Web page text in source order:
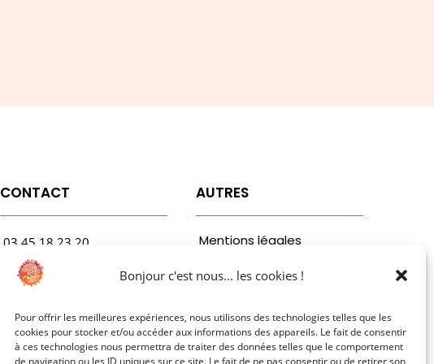
Bonjour c'est nous... les cookies !
Pour offrir les meilleures expériences, nous utilisons des technologies telles que les
cookies pour stocker et/ou accéder aux informations des appareils. Le fait de consentir
à ces technologies nous permettra de traiter des données telles que le comportement
de navigation ou les ID uniques sur ce site. Le fait de ne pas consentir ou de retirer son
CONTACT
03.45.18.23.20
contact@rfvaa.com
1 Avenue Garibaldi
AUTRES
Mentions légales
Politiques de